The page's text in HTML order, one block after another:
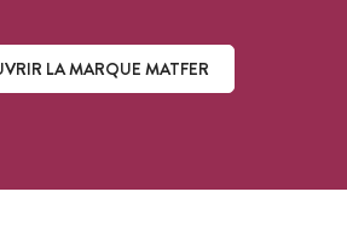
LA MARQUE MATFER